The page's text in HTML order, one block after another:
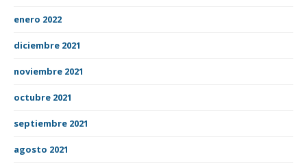
enero 2022
diciembre 2021
noviembre 2021
octubre 2021
septiembre 2021
agosto 2021